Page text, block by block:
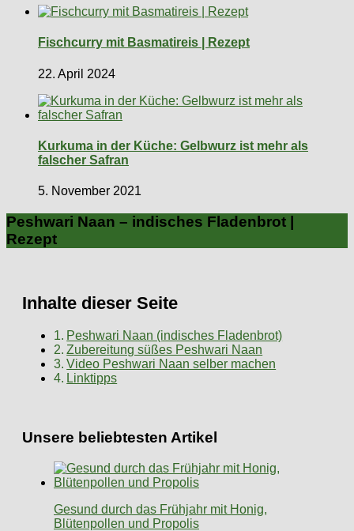
Fischcurry mit Basmatireis | Rezept
22. April 2024
Kurkuma in der Küche: Gelbwurz ist mehr als
falscher Safran
5. November 2021
Peshwari Naan – indisches Fladenbrot |
Rezept
Inhalte dieser Seite
Peshwari Naan (indisches Fladenbrot)
Zubereitung süßes Peshwari Naan
Video Peshwari Naan selber machen
Linktipps
Unsere beliebtesten Artikel
Gesund durch das Frühjahr mit Honig,
Blütenpollen und Propolis